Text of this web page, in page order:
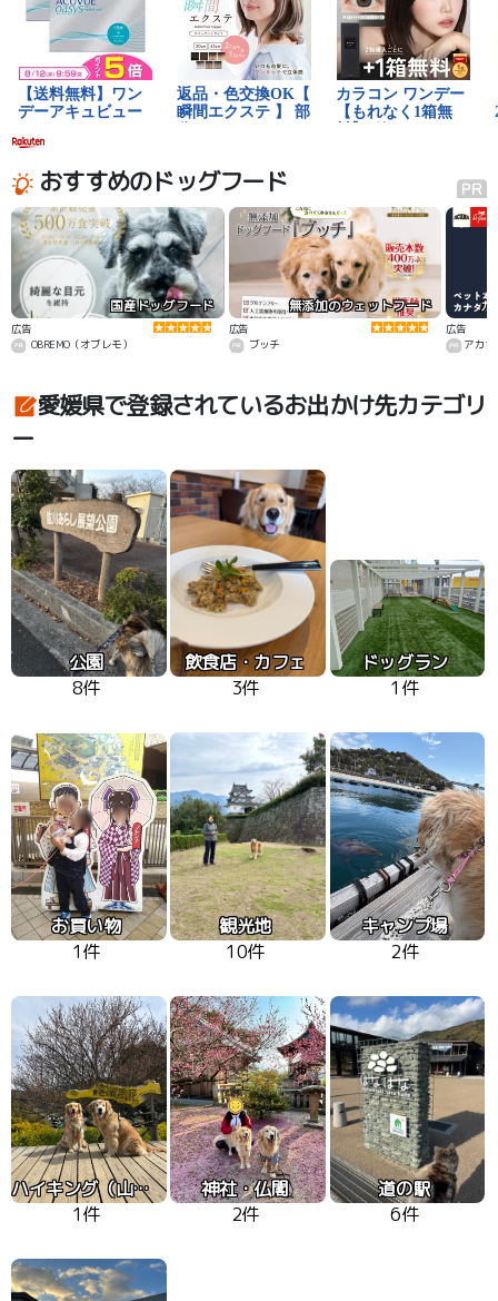
おすすめのドッグフード
国産ドッグフード
広告
OBREMO（オブレモ）
無添加のウェットフード
広告
ブッチ
カ
広告
アカ
愛媛県で登録されているお出かけ先カテゴリ
ー
公園
8件
飲食店・カフェ
3件
ドッグラン
1件
お買い物
1件
観光地
10件
キャンプ場
2件
ハイキング（山、高原）
1件
神社・仏閣
2件
道の駅
6件